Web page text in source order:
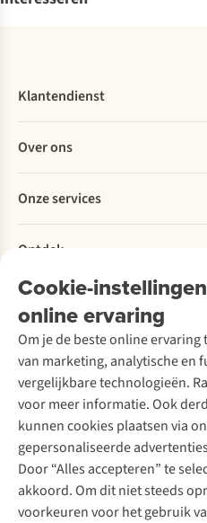
Cookie-
online ervaring
Om je de beste online
van marketing, analytische en
vergelijkbare technologieën.
voor meer informatie. Ook
kunnen cookies plaatsen via
gepersonaliseerde
Door “Alles accepteren” te
akkoord. Om dit niet steeds
voorkeuren voor het gebruik
Klantendienst
Bestellen
Betalen
Levering
Retourneren
Bestelling herroepen
Garantie
Contact
Over ons
Explore More
Verantwoord ondernemen
Over Ayacucho
Onze winkels
Over A.S.Adventure
Toegankelijkheidsverklaring
Onze services
Ski-onderhoud
Wasservice
Schoenonderhoud
Schoenherstelling
Kledingherstelling
Retouches
Voor bedrijven
Ontdek
A.S.Magazine
Podcast
Explore Academy
Explore Camp
Gear Check
Inspiratie & advies
Meld je aan voor de